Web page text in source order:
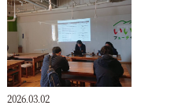
2026.03.02